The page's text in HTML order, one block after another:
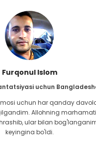
Furqonul Islom
uchun
uchun har qanday
Allohning
ular bilan
keyingina bo'ldi.